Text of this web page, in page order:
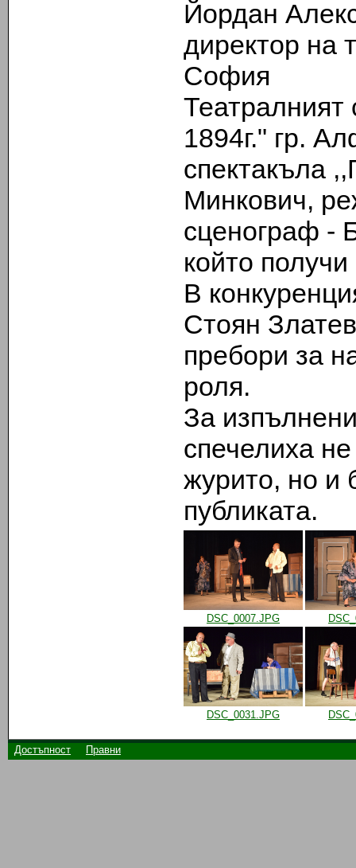
Йордан
директор на
София
1894г." гр.
спектакъла
Минкович,
сценограф -
който
В
Стоян
пребори за
роля.
За
спечелиха
журито, но и
публиката.
DSC_0007.JPG
DSC_0031.JPG
Достъпност Правни